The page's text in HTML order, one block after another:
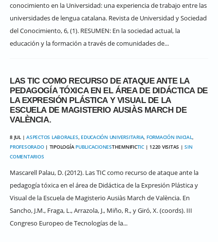
conocimiento en la Universidad: una experiencia de trabajo entre las
universidades de lengua catalana. Revista de Universidad y Sociedad
del Conocimiento, 6, (1). RESUMEN: En la sociedad actual, la
educación y la formación a través de comunidades de...
LAS TIC COMO RECURSO DE ATAQUE ANTE LA
PEDAGOGÍA TÓXICA EN EL ÁREA DE DIDÁCTICA DE
LA EXPRESIÓN PLÁSTICA Y VISUAL DE LA
ESCUELA DE MAGISTERIO AUSIÀS MARCH DE
VALÈNCIA.
8 JUL | ASPECTOS LABORALES, EDUCACIÓN UNIVERSITARIA, FORMACIÓN INICIAL,
PROFESORADO| TIPOLOGÍA PUBLICACIONESTHEMNIFICTIC| 1220 VISITAS |SIN
COMENTARIOS
Mascarell Palau, D. (2012). Las TIC como recurso de ataque ante la
pedagogía tóxica en el área de Didáctica de la Expresión Plástica y
Visual de la Escuela de Magisterio Ausiàs March de València. En
Sancho, J.M., Fraga, L., Arrazola, J., Miño, R., y Giró, X. (coords). III
Congreso Europeo de Tecnologías de la...